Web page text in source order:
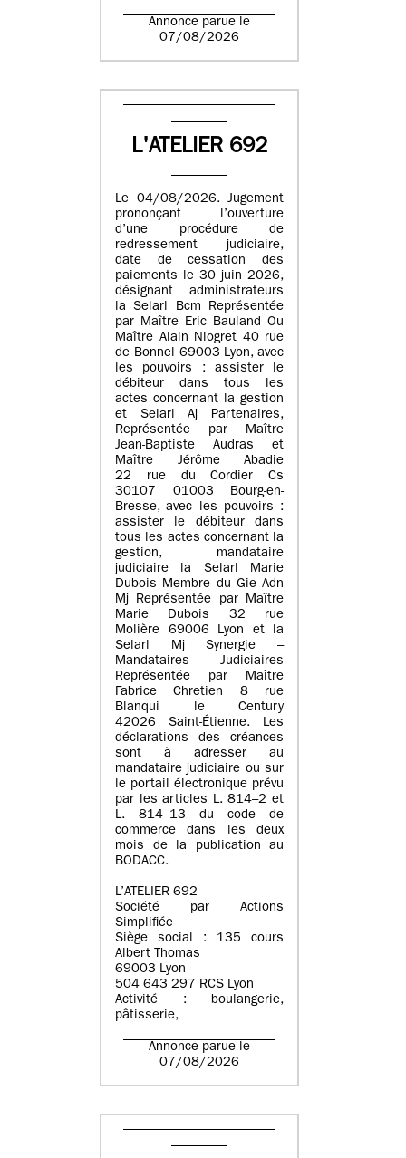
Annonce parue le
07/08/2026
L'ATELIER 692
Le 04/08/2026. Jugement
prononçant l’ouverture
d’une procédure de
redressement judiciaire,
date de cessation des
paiements le 30 juin 2026,
désignant administrateurs
la Selarl Bcm Représentée
par Maître Eric Bauland Ou
Maître Alain Niogret 40 rue
de Bonnel 69003 Lyon, avec
les pouvoirs : assister le
débiteur dans tous les
actes concernant la gestion
et Selarl Aj Partenaires,
Représentée par Maître
Jean-Baptiste Audras et
Maître Jérôme Abadie
22 rue du Cordier Cs
30107 01003 Bourg-en-
Bresse, avec les pouvoirs :
assister le débiteur dans
tous les actes concernant la
gestion, mandataire
judiciaire la Selarl Marie
Dubois Membre du Gie Adn
Mj Représentée par Maître
Marie Dubois 32 rue
Molière 69006 Lyon et la
Selarl Mj Synergie –
Mandataires Judiciaires
Représentée par Maître
Fabrice Chretien 8 rue
Blanqui le Century
42026 Saint-Étienne. Les
déclarations des créances
sont à adresser au
mandataire judiciaire ou sur
le portail électronique prévu
par les articles L. 814–2 et
L. 814–13 du code de
commerce dans les deux
mois de la publication au
BODACC.
L’ATELIER 692
Société par Actions
Simplifiée
Siège social : 135 cours
Albert Thomas
69003 Lyon
504 643 297 RCS Lyon
Activité : boulangerie,
pâtisserie,
Annonce parue le
07/08/2026